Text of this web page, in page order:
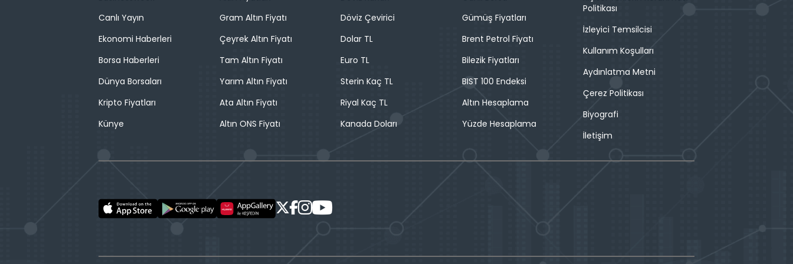
Canlı Yayın
Ekonomi Haberleri
Borsa Haberleri
Dünya Borsaları
Kripto Fiyatları
Künye
Gram Altın Fiyatı
Çeyrek Altın Fiyatı
Tam Altın Fiyatı
Yarım Altın Fiyatı
Ata Altın Fiyatı
Altın ONS Fiyatı
Döviz Çevirici
Dolar TL
Euro TL
Sterin Kaç TL
Riyal Kaç TL
Kanada Doları
Gümüş Fiyatları
Brent Petrol Fiyatı
Bilezik Fiyatları
BIST 100 Endeksi
Altın Hesaplama
Yüzde Hesaplama
Politikası
İzleyici Temsilcisi
Kullanım Koşulları
Aydınlatma Metni
Çerez Politikası
Biyografi
İletişim